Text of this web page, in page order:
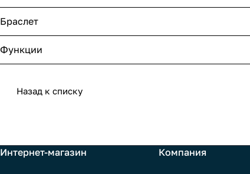
Браслет
Функции
Назад к списку
Интернет-магазин Компания